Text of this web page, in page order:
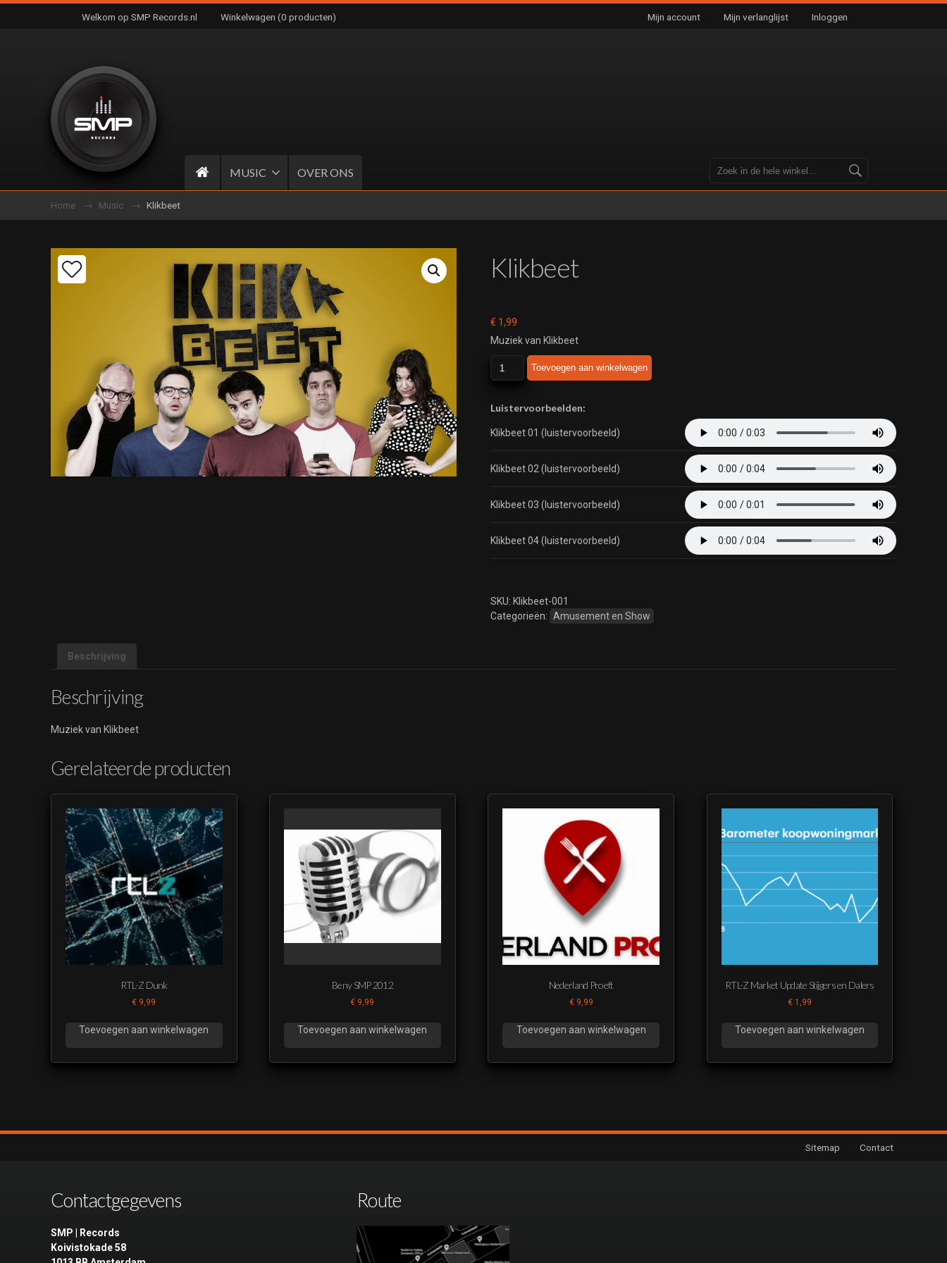
Welkom op SMP Records.nl Winkelwagen (0 producten) Mijn account Mijn verlanglijst Inloggen
MUSIC OVER ONS
Home Music Klikbeet
Klikbeet
€ 1,99
Muziek van Klikbeet
aantal
Toevoegen aan winkelwagen
Luistervoorbeelden:
Klikbeet 01 (luistervoorbeeld)
Klikbeet 02 (luistervoorbeeld)
Klikbeet 03 (luistervoorbeeld)
Klikbeet 04 (luistervoorbeeld)
SKU: Klikbeet-001
Categorieën: Amusement en Show
Beschrijving
Beschrijving
Muziek van Klikbeet
Gerelateerde producten
RTL-Z Dunk
€ 9,99
Toevoegen aan winkelwagen
Beny SMP 2012
€ 9,99
Toevoegen aan winkelwagen
Nederland Proeft
€9,99
Toevoegen aan winkelwagen
RTL-Z Market Update Stijgers en Dalers
€1,99
Toevoegen aan winkelwagen
Sitemap Contact
Contactgegevens
SMP | Records
Koivistokade 58
Route